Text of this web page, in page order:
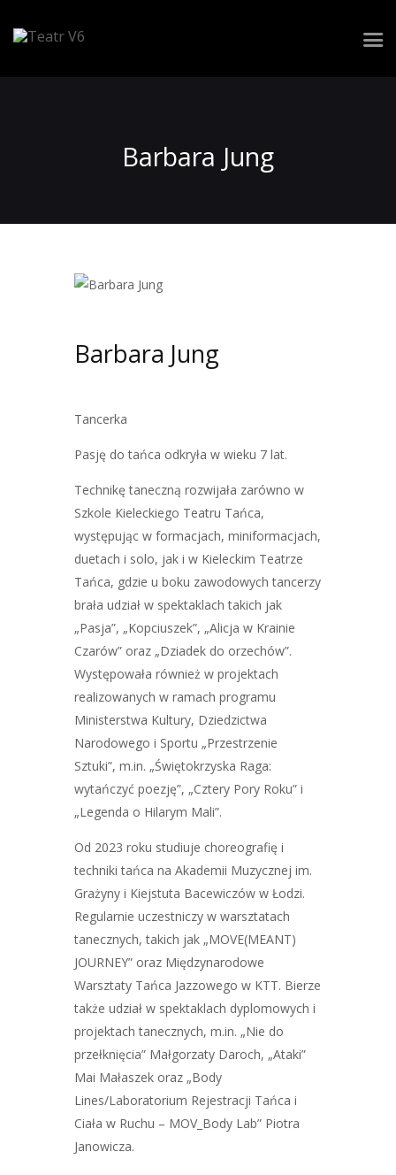
Barbara Jung
Spektakle
Barbara Jung
Tancerka
Pasję do tańca odkryła w wieku 7 lat.
Technikę taneczną rozwijała zarówno w
Szkole Kieleckiego Teatru Tańca,
występując w formacjach, miniformacjach,
duetach i solo, jak i w Kieleckim Teatrze
Tańca, gdzie u boku zawodowych tancerzy
brała udział w spektaklach takich jak
„Pasja”, „Kopciuszek”, „Alicja w Krainie
Czarów” oraz „Dziadek do orzechów”.
Występowała również w projektach
realizowanych w ramach programu
Ministerstwa Kultury, Dziedzictwa
Narodowego i Sportu „Przestrzenie
Sztuki”, m.in. „Świętokrzyska Raga:
wytańczyć poezję”, „Cztery Pory Roku” i
„Legenda o Hilarym Mali”.
Od 2023 roku studiuje choreografię i
techniki tańca na Akademii Muzycznej im.
Grażyny i Kiejstuta Bacewiczów w Łodzi.
Regularnie uczestniczy w warsztatach
tanecznych, takich jak „MOVE(MEANT)
JOURNEY” oraz Międzynarodowe
Warsztaty Tańca Jazzowego w KTT. Bierze
także udział w spektaklach dyplomowych i
projektach tanecznych, m.in. „Nie do
przełknięcia” Małgorzaty Daroch, „Ataki”
Mai Małaszek oraz „Body
Lines/Laboratorium Rejestracji Tańca i
Ciała w Ruchu – MOV_Body Lab” Piotra
Janowicza.